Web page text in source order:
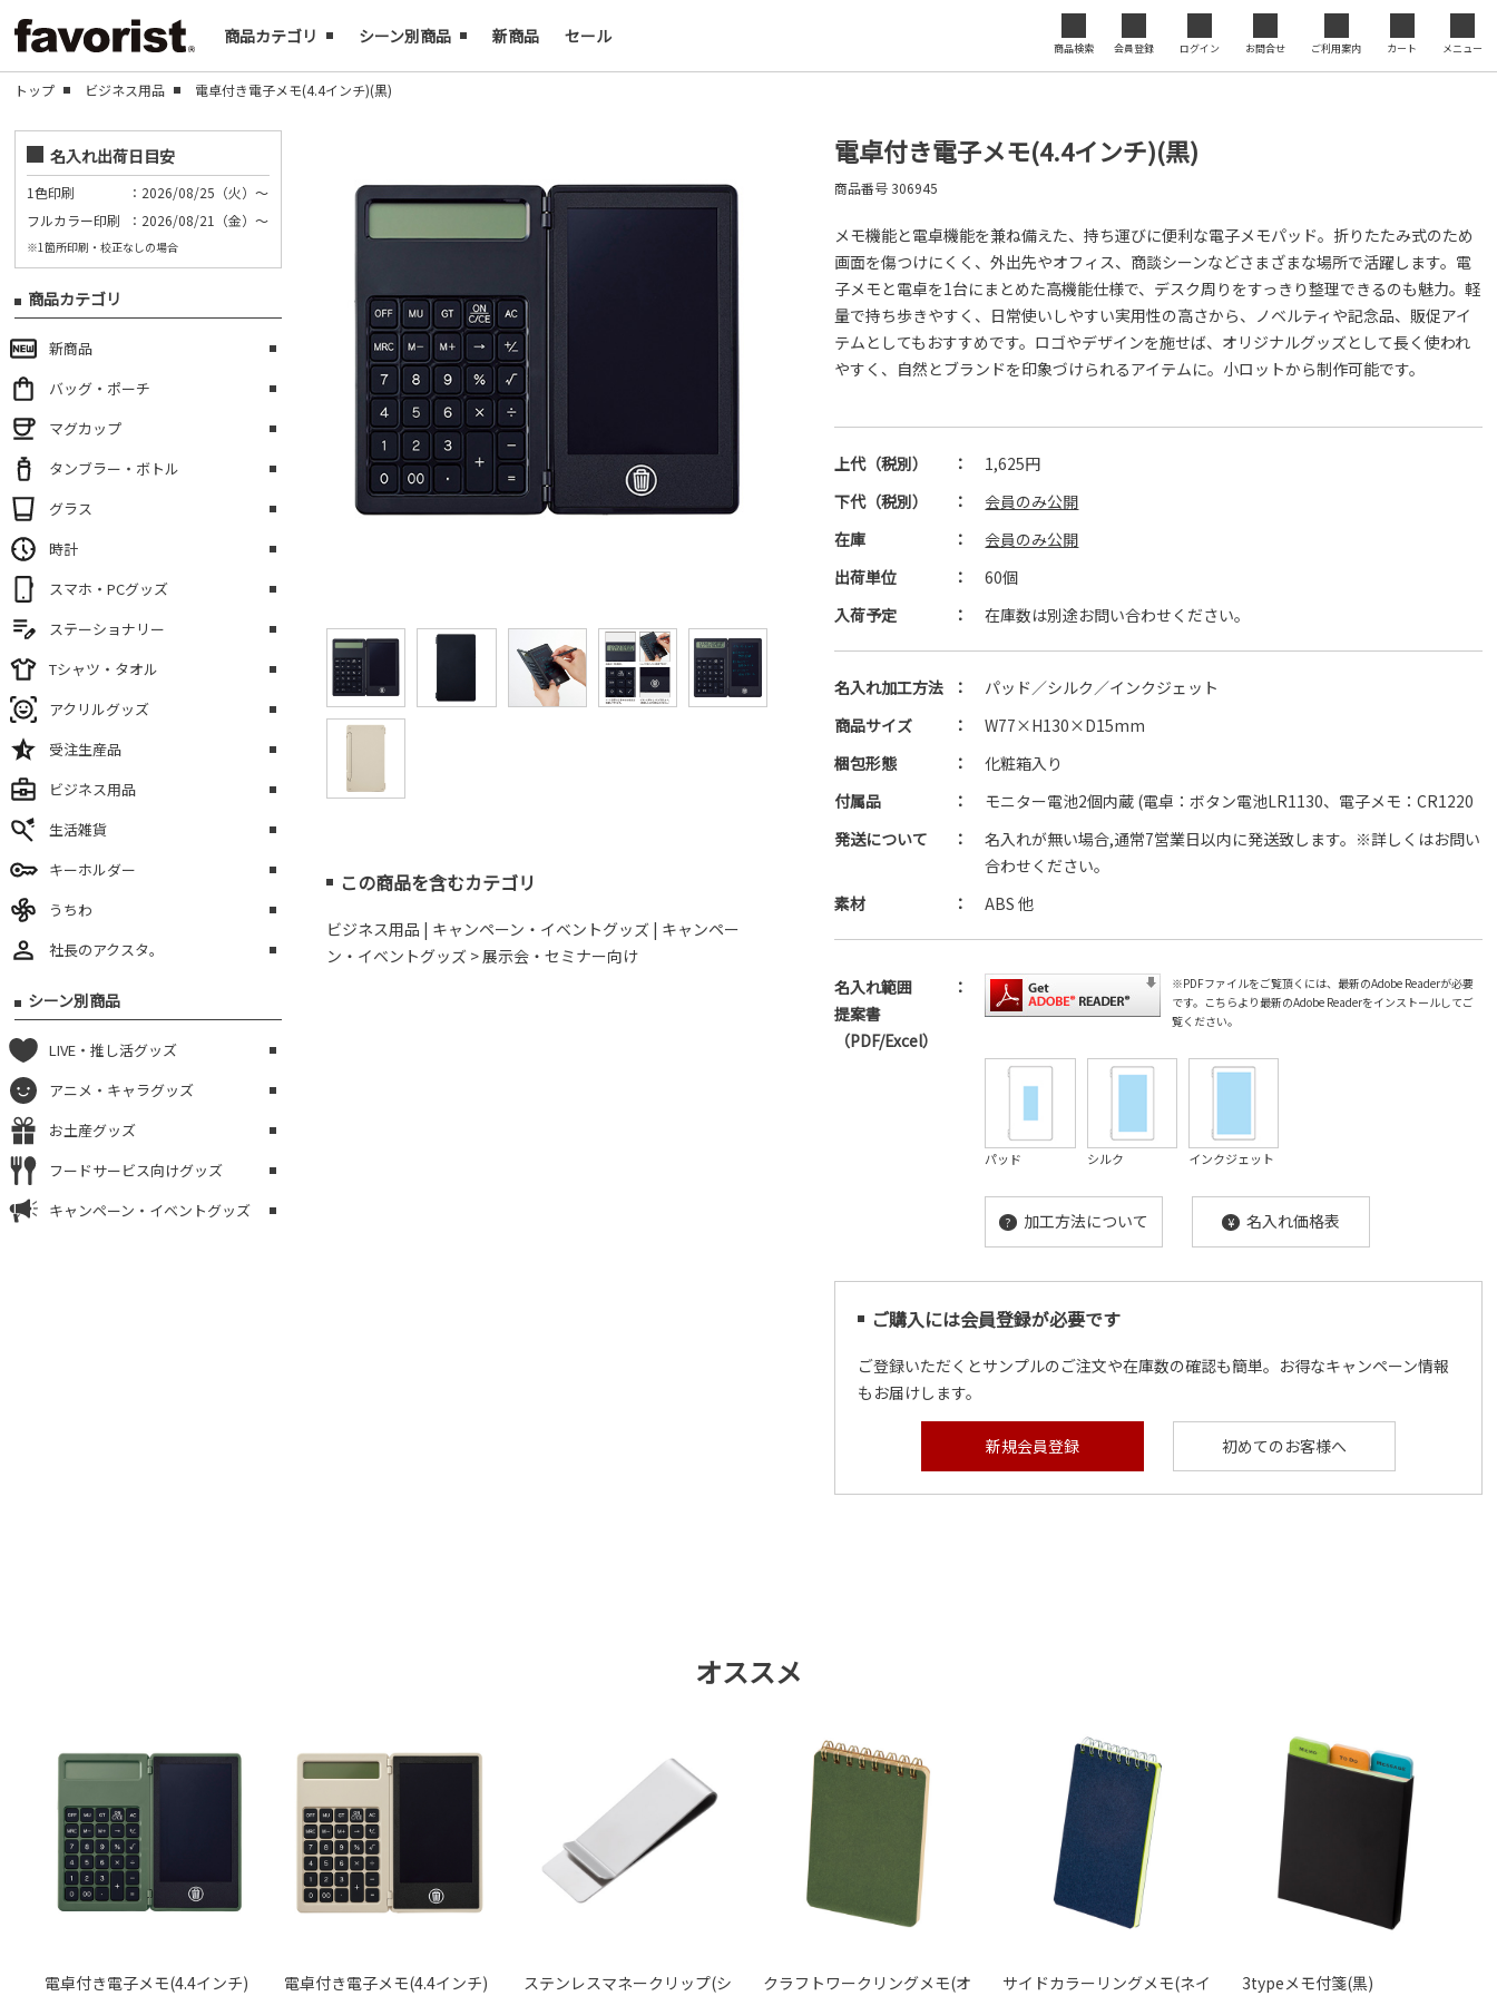
商品カテゴリ シーン別商品 新商品 セール
商品検索 会員登録 ログイン お問合せ ご利用案内 カート メニュー
トップ ビジネス用品 電卓付き電子メモ(4.4インチ)(黒)
電卓付き電子メモ(4.4インチ)(黒)
商品番号306945
メモ機能と電卓機能を兼ね備えた、持ち運びに便利な電子メモパッド。折りたたみ式のため
画面を傷つけにくく、外出先やオフィス、商談シーンなどさまざまな場所で活躍します。電
子メモと電卓を1台にまとめた高機能仕様で、デスク周りをすっきり整理できるのも魅力。軽
量で持ち歩きやすく、日常使いしやすい実用性の高さから、ノベルティや記念品、販促アイ
テムとしてもおすすめです。ロゴやデザインを施せば、オリジナルグッズとして長く使われ
やすく、自然とブランドを印象づけられるアイテムに。小ロットから制作可能です。
上代（税別） ：
1,625円
下代（税別）
：
会員のみ公開
在庫
：
会員のみ公開
出荷単位
：
60個
入荷予定
： 在庫数は別途お問い合わせください。
名入れ加工方法 ：
パッド／シルク／インクジェット
商品サイズ
：
W77×H130×D15mm
梱包形態
：
化粧箱入り
付属品
：
モニター電池2個内蔵 (電卓：ボタン電池LR1130、電子メモ：CR1220
発送について
：
名入れが無い場合,通常7営業日以内に発送致します。※詳しくはお問い
合わせください。
素材
： ABS 他
名入れ範囲
提案書
（PDF/Excel）
：
※PDFファイルをご覧頂くには、最新のAdobe Readerが必要
です。 こちらより最新のAdobe Readerをインストールしてご
覧ください。
パッド シルク インクジェット
? 加工方法について ¥ 名入れ価格表
ご購入には会員登録が必要です
ご登録いただくとサンプルのご注文や在庫数の確認も簡単。お得なキャンペーン情報
もお届けします。
新規会員登録 初めてのお客様へ
この商品を含むカテゴリ
ビジネス用品 | キャンペーン・イベントグッズ | キャンペー
ン・イベントグッズ > 展示会・セミナー向け
名入れ出荷日目安
1色印刷
：2026/08/25（火）～
フルカラー印刷
：2026/08/21（金）～
※1箇所印刷・校正なしの場合
商品カテゴリ
新商品
バッグ・ポーチ
マグカップ
タンブラー・ボトル
グラス
時計
スマホ・PCグッズ
ステーショナリー
Tシャツ・タオル
アクリルグッズ
受注生産品
ビジネス用品
生活雑貨
キーホルダー
うちわ
社長のアクスタ。
シーン別商品
LIVE・推し活グッズ
アニメ・キャラグッズ
お土産グッズ
フードサービス向けグッズ
キャンペーン・イベントグッズ
オススメ
電卓付き電子メモ(4.4インチ) 電卓付き電子メモ(4.4インチ) ステンレスマネークリップ(シ クラフトワークリングメモ(オ サイドカラーリングメモ(ネイ 3typeメモ付箋(黒)
名入れについて
閉じる